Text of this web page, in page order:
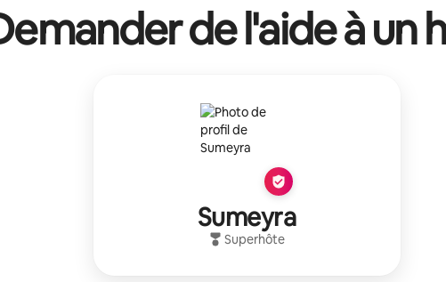
de l'aide à un
Sumeyra
Superhôte